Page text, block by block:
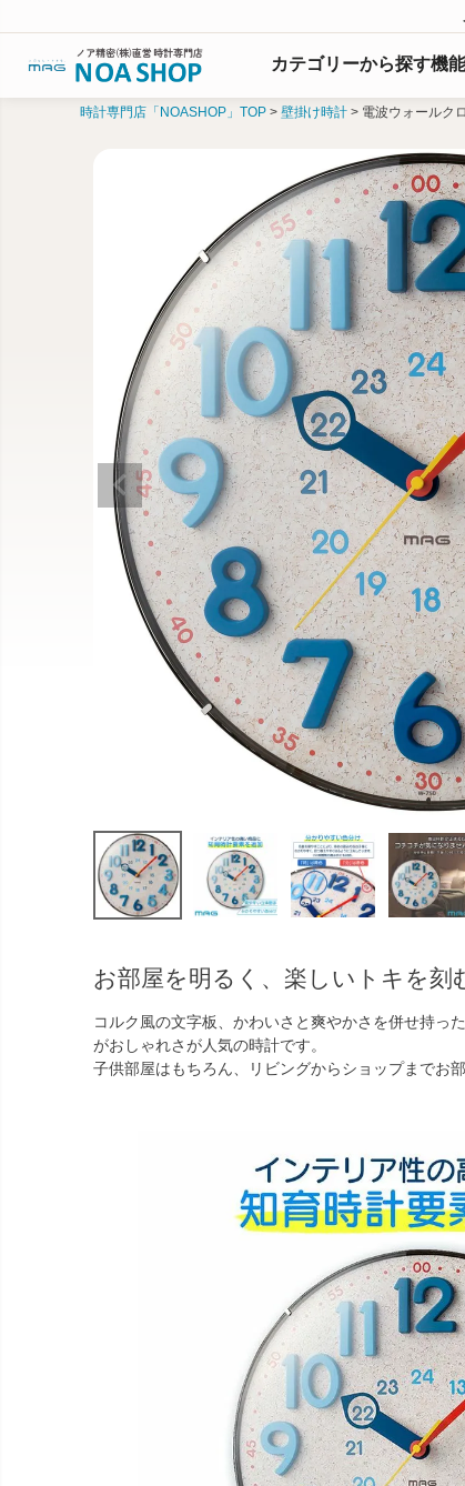
カテゴリーから探す機能
時計専門店「NOASHOP」TOP 壁掛け時計 電波ウォールク
お部屋を明るく、楽しいトキを刻
コルク風の文字板、かわいさと爽やかさを併せ持っ
がおしゃれさが人気の時計です。
子供部屋はもちろん、リビングからショップまでお